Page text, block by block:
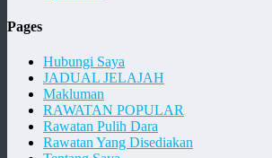
Pages
Hubungi Saya
JADUAL JELAJAH
Makluman
RAWATAN POPULAR
Rawatan Pulih Dara
Rawatan Yang Disediakan